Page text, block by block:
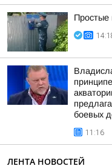
боевых
11:16
ЛЕНТА НОВОСТЕЙ